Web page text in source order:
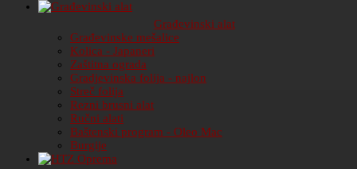
Građevinski alat
Građevinske mešalice
Kolica - Japaneri
Zaštitna ograda
Gradjevinska folija - najlon
Streč folija
Rezni brusni alat
Ručni alati
Baštenski program - Oleo Mac
Burgije